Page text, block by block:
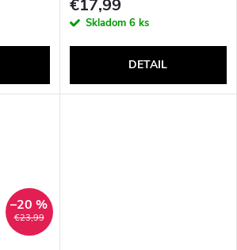
€17,99
Skladom 6 ks
DETAIL
€23,99
–20 %